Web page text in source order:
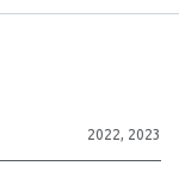
2022, 2023